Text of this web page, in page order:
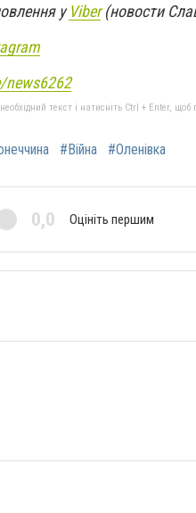
уViber(новости
текст і натисніть Ctrl + Enter, щоб
#Війна #Оленівка
0,0 Оцініть першим